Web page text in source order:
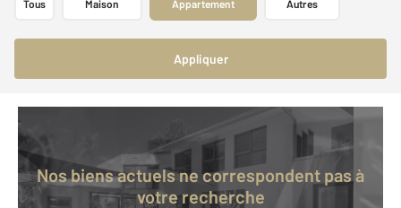
Tous Maison Appartement Autres
Appliquer
Nos biens actuels ne correspondent pas à
votre recherche